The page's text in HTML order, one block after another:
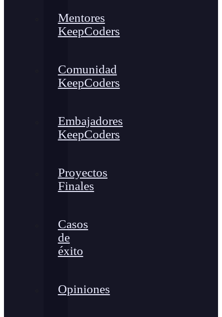
Mentores
KeepCoders
Comunidad
KeepCoders
Embajadores
KeepCoders
Proyectos
Finales
Casos
de
éxito
Opiniones